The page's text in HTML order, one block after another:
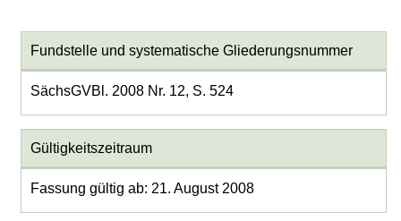
Fundstelle und systematische Gliederungsnummer
SächsGVBl. 2008 Nr. 12, S. 524
Gültigkeitszeitraum
Fassung gültig ab: 21. August 2008